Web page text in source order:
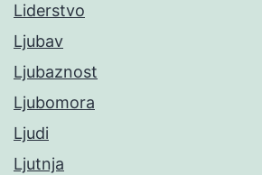
Liderstvo
Ljubav
Ljubaznost
Ljubomora
Ljudi
Ljutnja